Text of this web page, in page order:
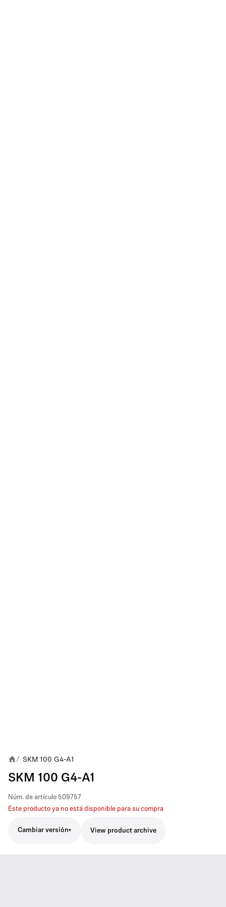
/ SKM 100 G4-A1
SKM 100 G4-A1
Núm. de artículo 509757
Este producto ya no está disponible para su compra
Cambiar versión View product archive